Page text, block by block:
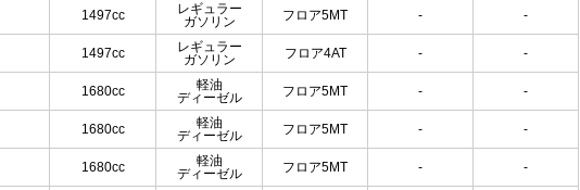
1497cc
レギュラー
ガソリン
フロア5MT - -
1497cc
レギュラー
ガソリン
フロア4AT - -
1680cc
軽油
ディーゼル
フロア5MT - -
1680cc
軽油
ディーゼル
フロア5MT - -
1680cc
軽油
ディーゼル
フロア5MT - -